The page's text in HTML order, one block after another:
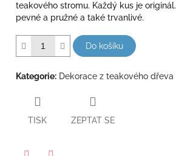
teakového stromu. Každý kus je originál.
pevné a pružné a také trvanlivé.
Do košíku
Kategorie: Dekorace z teakového dřeva
TISK ZEPTAT SE